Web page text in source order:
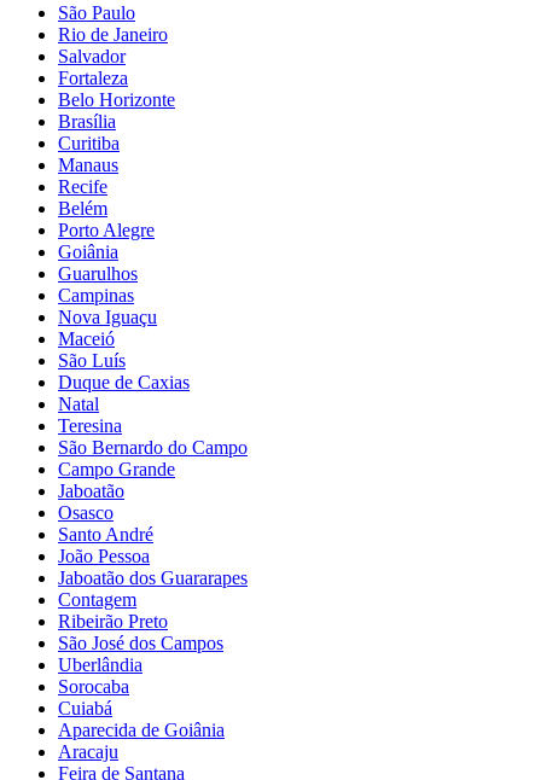
São Paulo
Rio de Janeiro
Salvador
Fortaleza
Belo Horizonte
Brasília
Curitiba
Manaus
Recife
Belém
Porto Alegre
Goiânia
Guarulhos
Campinas
Nova Iguaçu
Maceió
São Luís
Duque de Caxias
Natal
Teresina
São Bernardo do Campo
Campo Grande
Jaboatão
Osasco
Santo André
João Pessoa
Jaboatão dos Guararapes
Contagem
Ribeirão Preto
São José dos Campos
Uberlândia
Sorocaba
Cuiabá
Aparecida de Goiânia
Aracaju
Feira de Santana